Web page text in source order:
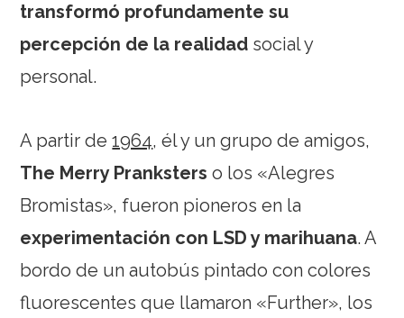
transformó profundamente su
percepción de la realidad social y
personal.
A partir de1964, él y un grupo de amigos,
The Merry Pranksters o los «Alegres
Bromistas», fueron pioneros en la
experimentación con LSD y marihuana. A
bordo de un autobús pintado con colores
fluorescentes que llamaron «Further», los